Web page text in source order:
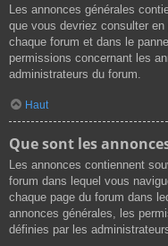
Les annonces générales
que vous devriez consulter
chaque forum et dans le
permissions concernant les
administrateurs du forum.
Haut
Que sont les
Les annonces contiennent
forum dans lequel vous
chaque page du forum dans
annonces générales, les
définies par les